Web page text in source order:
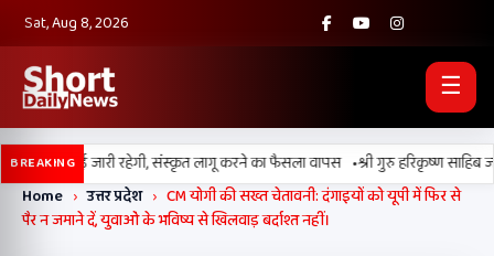
Sat, Aug 8, 2026
☰
BREAKING
की पढ़ाई जारी रहेगी, संस्कृत लागू करने का फैसला वापस •श्री गुरु हरिकृष्ण साहिब जी
Home › उत्तर प्रदेश › CM योगी की सख्त चेतावनी: दंगाइयों को यूपी में फिर से
पैर न जमाने दें, युवाओं के भविष्य से खिलवाड़ बर्दाश्त नहीं।